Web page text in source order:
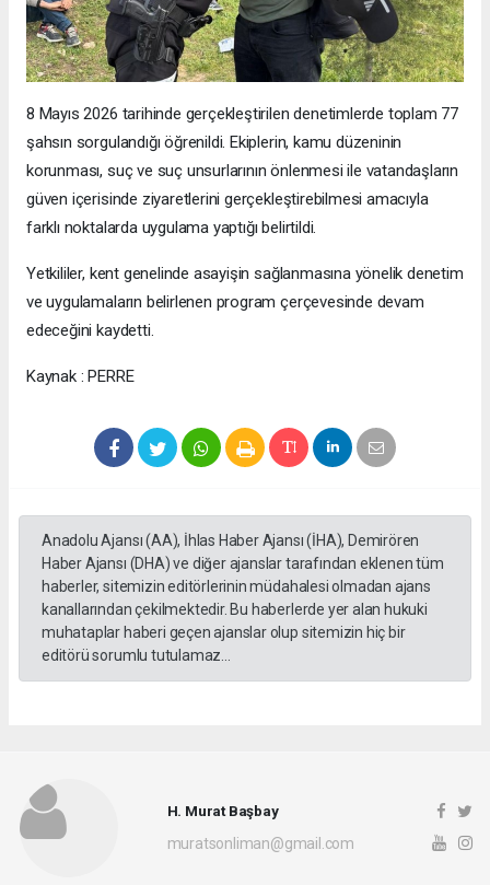
8 Mayıs 2026 tarihinde gerçekleştirilen denetimlerde toplam 77
şahsın sorgulandığı öğrenildi. Ekiplerin, kamu düzeninin
korunması, suç ve suç unsurlarının önlenmesi ile vatandaşların
güven içerisinde ziyaretlerini gerçekleştirebilmesi amacıyla
farklı noktalarda uygulama yaptığı belirtildi.
Yetkililer, kent genelinde asayişin sağlanmasına yönelik denetim
ve uygulamaların belirlenen program çerçevesinde devam
edeceğini kaydetti.
Kaynak : PERRE
Anadolu Ajansı (AA), İhlas Haber Ajansı (İHA), Demirören
Haber Ajansı (DHA) ve diğer ajanslar tarafından eklenen tüm
haberler, sitemizin editörlerinin müdahalesi olmadan ajans
kanallarından çekilmektedir. Bu haberlerde yer alan hukuki
muhataplar haberi geçen ajanslar olup sitemizin hiç bir
editörü sorumlu tutulamaz...
H. Murat Başbay
muratsonliman@gmail.com